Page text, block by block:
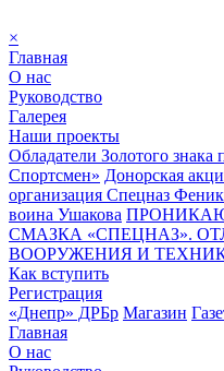
×
Главная
О нас
Руководство
Галерея
Наши проекты
Обладатели Золотого
Спортсмен» Донорская
организация Спецназ
воина Ушакова
СМАЗКА «СПЕЦНАЗ».
ВООРУЖЕНИЯ И
Как вступить
Регистрация
«Днепр» ДРБр Магазин
Главная
О нас